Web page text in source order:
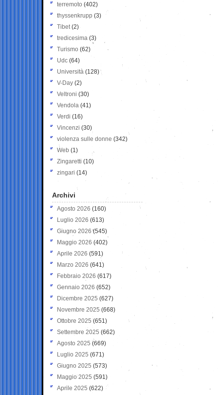
terremoto (402)
thyssenkrupp (3)
Tibet(2)
tredicesima (3)
Turismo (62)
Udc (64)
Università (128)
V-Day (2)
Veltroni (30)
Vendola (41)
Verdi (16)
Vincenzi (30)
violenza sulle donne (342)
Web (1)
Zingaretti (10)
zingari (14)
Archivi
Agosto 2026 (160)
Luglio 2026 (613)
Giugno 2026 (545)
Maggio 2026 (402)
Aprile 2026 (591)
Marzo 2026 (641)
Febbraio 2026 (617)
Gennaio 2026 (652)
Dicembre 2025 (627)
Novembre 2025 (668)
Ottobre 2025 (651)
Settembre 2025 (662)
Agosto 2025 (669)
Luglio 2025 (671)
Giugno 2025 (573)
Maggio 2025 (591)
Aprile 2025 (622)